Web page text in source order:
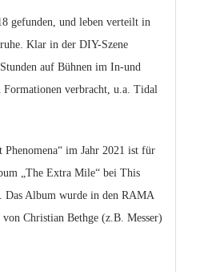
gefunden, und leben verteilt in
Klar in der DIY-Szene
auf Bühnen im In-und
Formationen verbracht, u.a. Tidal
im Jahr 2021 ist für
„The Extra Mile“ bei This
Das Album wurde in den RAMA
Christian Bethge (z.B. Messer)